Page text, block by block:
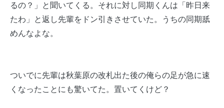
るの？」と聞いてくる。それに対し同期くんは「昨日来
たわ」と返し先輩をドン引きさせていた。うちの同期舐
めんなよな。
ついでに先輩は秋葉原の改札出た後の俺らの足が急に速
くなったことにも驚いてた。置いてくけど？